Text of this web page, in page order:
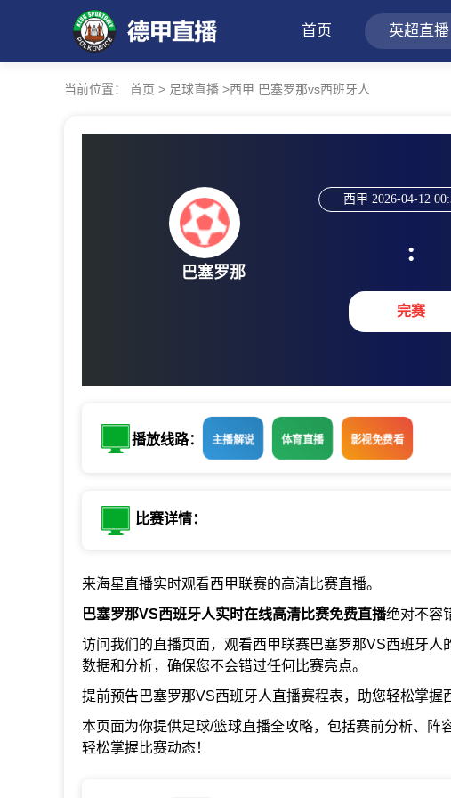
首页 英超直播
当前位置： 首页 > 足球直播 >西甲 巴塞罗那vs西班牙人
巴塞罗那
西甲 2026-04-12
:
完赛
播放线路： 主播解说 体育直播 影视免费看
比赛详情：
来海星直播实时观看西甲联赛的高清比赛直播。
巴塞罗那VS西班牙人实时在线高清比赛免费直播绝对不容
访问我们的直播页面，观看西甲联赛巴塞罗那VS西班牙
数据和分析，确保您不会错过任何比赛亮点。
提前预告巴塞罗那VS西班牙人直播赛程表，助您轻松掌握
本页面为你提供足球/篮球直播全攻略，包括赛前分析、阵
轻松掌握比赛动态！